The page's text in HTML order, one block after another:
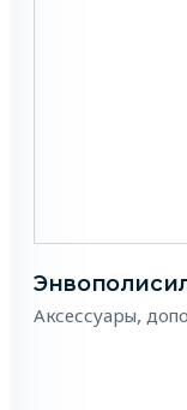
Аксессуары,